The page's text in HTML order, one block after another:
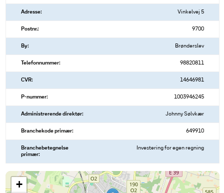
Adresse: Vinkelvej 5
Postnr.: 9700
By: Brønderslev
Telefonnummer: 98820811
CVR: 14646981
P-nummer: 1003946245
Administrerende direktør: Johnny Sølvkær
Branchekode primær: 649910
Branchebetegnelse
primær:
Investering for egen regning
+